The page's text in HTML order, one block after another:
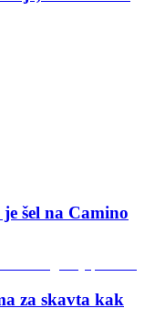
šel na Camino
za skavta kak